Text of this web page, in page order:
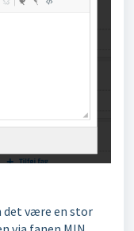
det være en stor